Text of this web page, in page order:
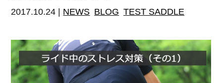
2017.10.24 | NEWS BLOG TEST SADDLE